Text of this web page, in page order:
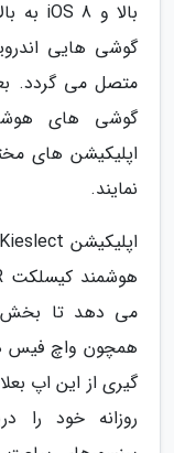
متصل می گردد.
اپلیکیشن های
نمایند.
می دهد تا بخش
همچون واچ فیس
گیری از این اپ
روزانه خود را